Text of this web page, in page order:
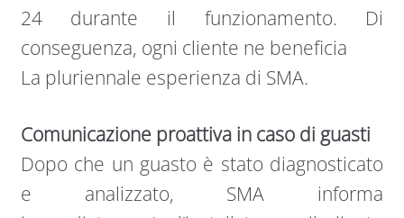
24 durante il funzionamento. Di
conseguenza, ogni cliente ne beneficia
La pluriennale esperienza di SMA.
Comunicazione proattiva in caso di guasti
Dopo che un guasto è stato diagnosticato
e analizzato, SMA informa